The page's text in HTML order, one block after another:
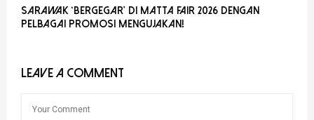
Sarawak ‘Bergegar’ di MATTA Fair 2026 Dengan
Pelbagai Promosi Mengujakan!
LEAVE A COMMENT